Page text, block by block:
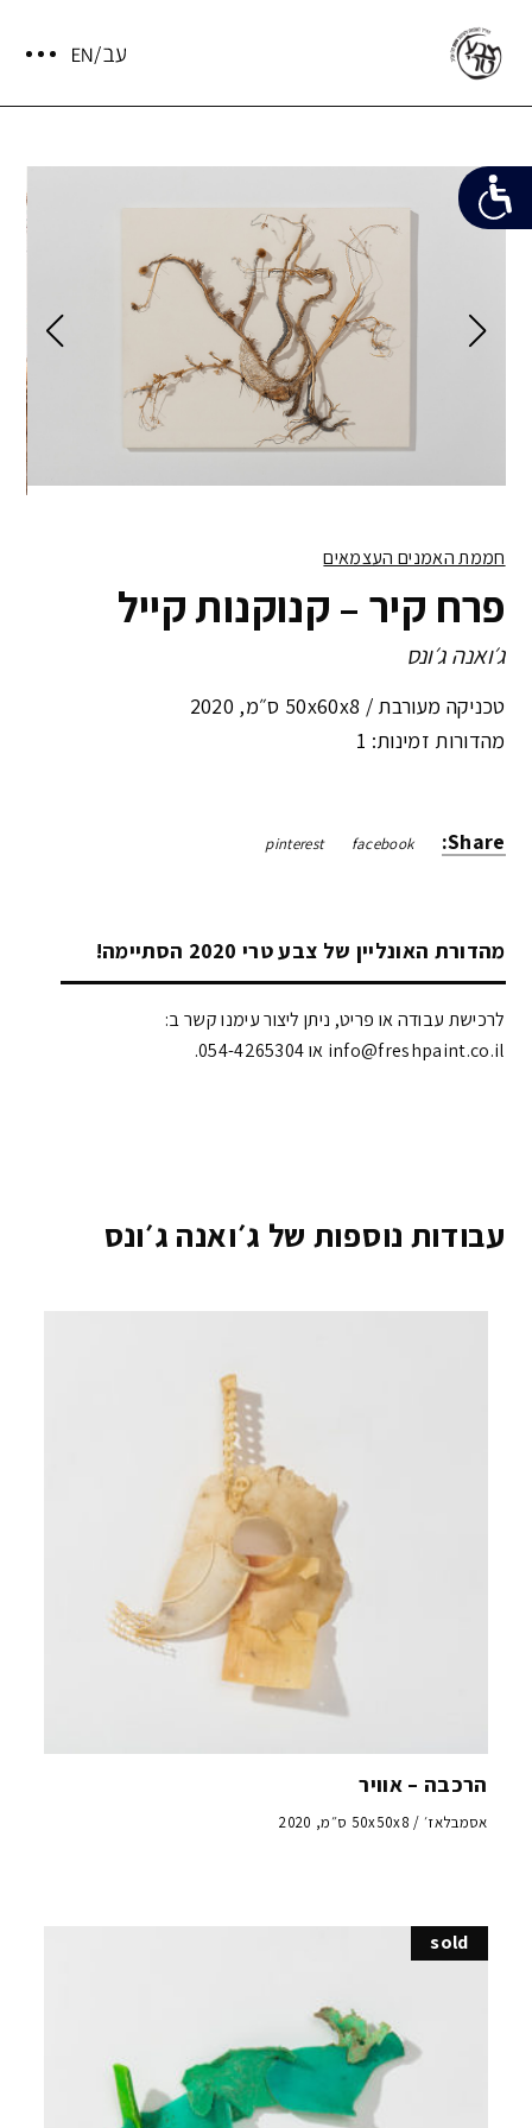
חממת האמנים העצמאים
פרח קיר – קנוקנות קייל
ג׳ואנה ג׳ונס
טכניקה מעורבת / 50x60x8 ס״מ ,
מהדורות זמינות: 1
Share:
facebook
pinterest
מהדורת האונליין של צבע טרי 2020 הסתיימה!
לרכישת עבודה או פריט, ניתן ליצור עימנו קשר ב:
info@freshpaint.co.il‏ או 054-4265304.
עבודות נוספות של ג׳ואנה ג׳ונס
הרכבה – אוויר
אסמבלאז׳ / 50x50x8 ס״מ, 2020
sold